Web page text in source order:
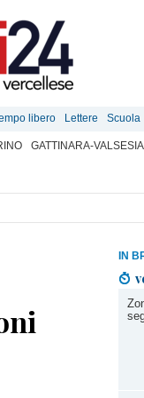
libero Lettere Scuola
GATTINARA-VALSESIA
IN